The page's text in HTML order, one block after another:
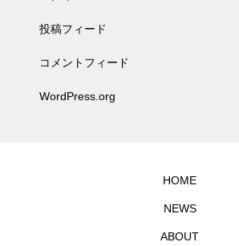
投稿フィード
コメントフィード
WordPress.org
HOME
NEWS
ABOUT